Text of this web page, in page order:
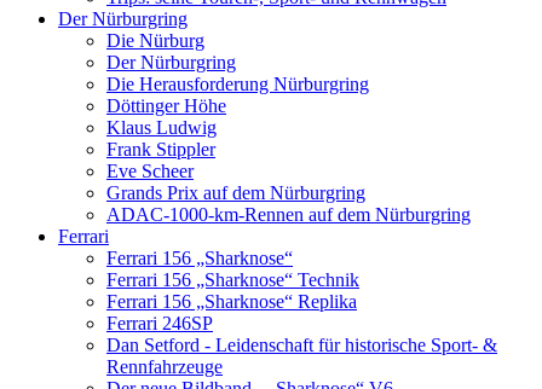
Der Nürburgring
Die Nürburg
Der Nürburgring
Die Herausforderung Nürburgring
Döttinger Höhe
Klaus Ludwig
Frank Stippler
Eve Scheer
Grands Prix auf dem Nürburgring
ADAC-1000-km-Rennen auf dem Nürburgring
Ferrari
Ferrari 156 „Sharknose“
Ferrari 156 „Sharknose“ Technik
Ferrari 156 „Sharknose“ Replika
Ferrari 246SP
Dan Setford - Leidenschaft für historische Sport- &
Rennfahrzeuge